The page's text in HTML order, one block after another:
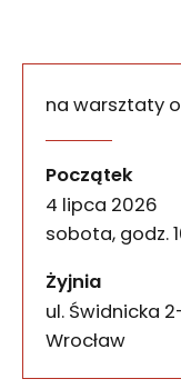
na warsztaty
Zapraszamy
Początek
4 lipca 2026
sobota, godz.
Żyjnia
ul. Świdnicka
50-067
Wrocław